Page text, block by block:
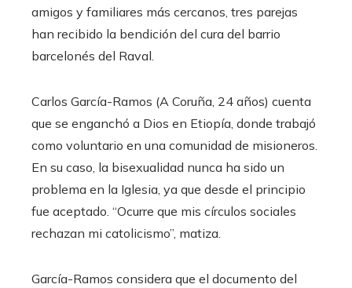
amigos y familiares más cercanos, tres parejas
han recibido la bendición del cura del barrio
barcelonés del Raval.
Carlos García-Ramos (A Coruña, 24 años) cuenta
que se enganchó a Dios en Etiopía, donde trabajó
como voluntario en una comunidad de misioneros.
En su caso, la bisexualidad nunca ha sido un
problema en la Iglesia, ya que desde el principio
fue aceptado. “Ocurre que mis círculos sociales
rechazan mi catolicismo”, matiza.
García-Ramos considera que el documento del